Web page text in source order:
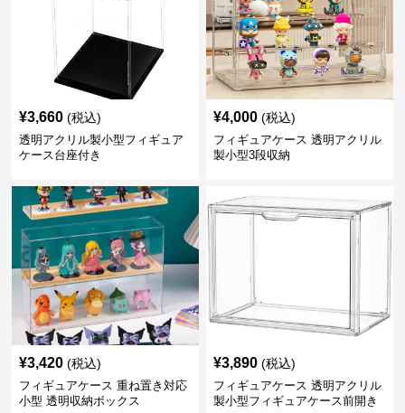
¥3,660 (税込)
透明アクリル製小型フィギュア
ケース台座付き
¥4,000 (税込)
フィギュアケース 透明アクリル
製小型3段収納
¥3,420 (税込)
フィギュアケース 重ね置き対応
小型 透明収納ボックス
¥3,890 (税込)
フィギュアケース 透明アクリル
製小型フィギュアケース前開き